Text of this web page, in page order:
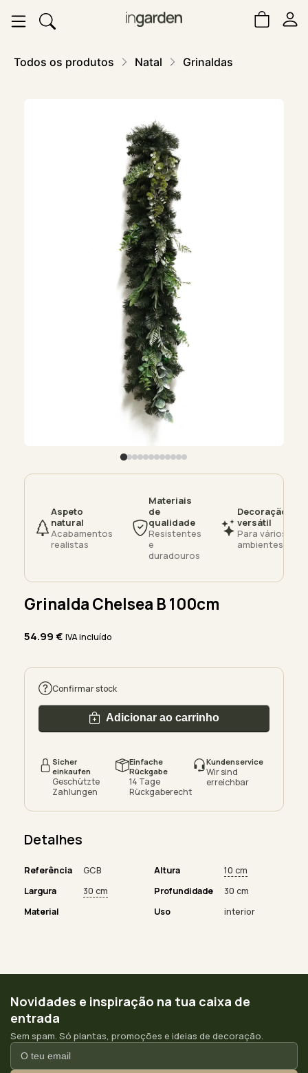
Todos os produtos Natal Grinaldas
Aspeto
natural
Acabamentos
realistas
Materiais
de
qualidade
Resistentes
e
duradouros
Decoração
versátil
Para vários
ambientes
Grinalda Chelsea B 100cm
54.99€ IVA incluído
Confirmar stock
Adicionar ao carrinho
Sicher
einkaufen
Geschützte
Zahlungen
Einfache
Rückgabe
14 Tage
Rückgaberecht
Kundenservice
Wir sind
erreichbar
Detalhes
Referência GCB Altura
10 cm
Largura
30 cm Profundidade
30 cm
Material
Uso interior
Novidades e inspiração na tua caixa de
entrada
Sem spam. Só plantas, promoções e ideias de decoração.